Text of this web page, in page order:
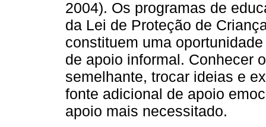
2004). Os programas de
da Lei de Proteção de
constituem uma
de apoio informal. Conhecer
semelhante, trocar ideias e
fonte adicional de apoio
apoio mais necessitado.